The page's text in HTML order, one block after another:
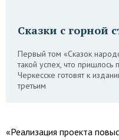
Сказки с горной
Первый том «Сказок
такой успех, что пришлось
Черкесске готовят к
третьим
«Реализация проекта